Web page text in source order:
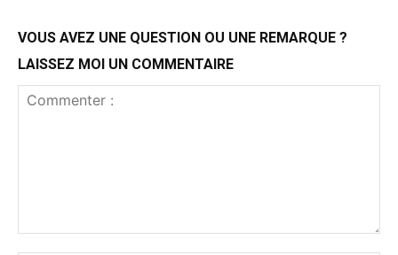
VOUS AVEZ UNE QUESTION OU UNE REMARQUE ?
LAISSEZ MOI UN COMMENTAIRE